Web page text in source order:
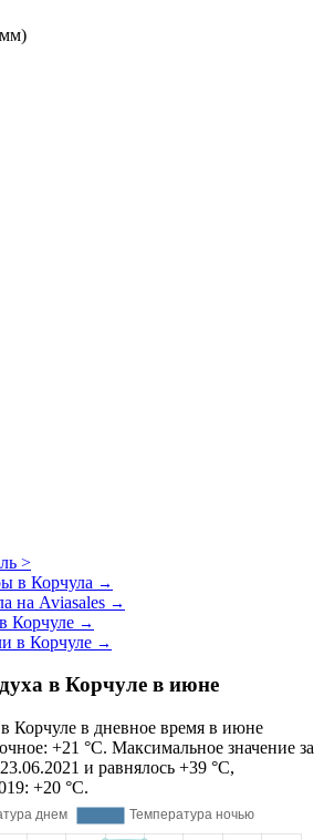
>
в Корчула →
на Aviasales →
Корчуле →
в Корчуле →
в Корчуле в июне
Корчуле в дневное время в июне
+21 °C. Максимальное значение за
и равнялось +39 °C,
+20 °C.